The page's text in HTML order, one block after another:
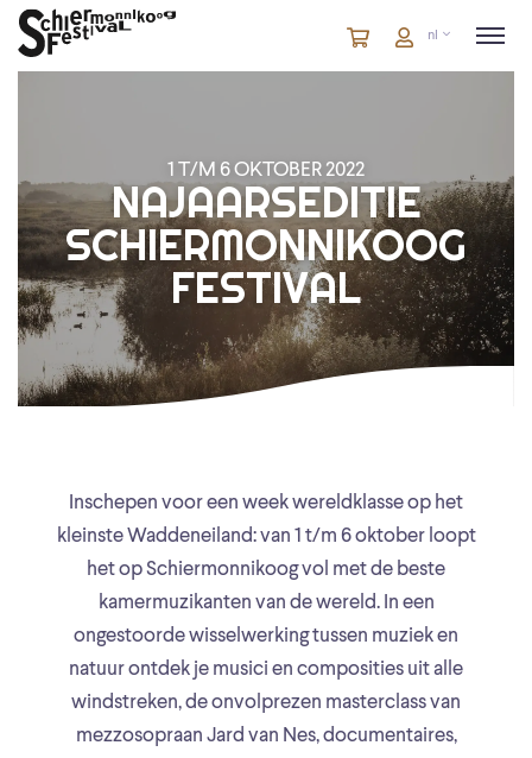
Winkelmandje
artikelen
in
Account
nl
1 T/M 6 OKTOBER 2022
NAJAARSEDITIE
SCHIERMONNIKOOG
FESTIVAL
Inschepen voor een week wereldklasse op het
kleinste Waddeneiland: van 1 t/m 6 oktober loopt
het op Schiermonnikoog vol met de beste
kamermuzikanten van de wereld. In een
ongestoorde wisselwerking tussen muziek en
natuur ontdek je musici en composities uit alle
windstreken, de onvolprezen masterclass van
mezzosopraan Jard van Nes, documentaires,